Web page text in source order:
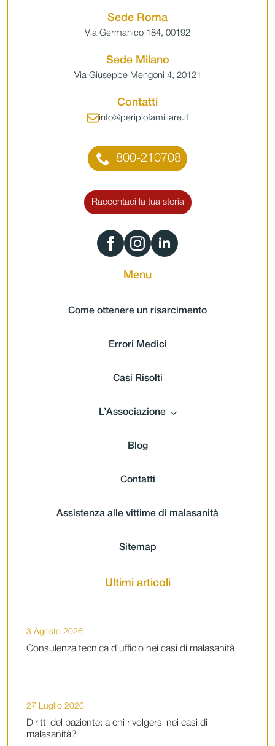
Sede Roma
Via Germanico 184, 00192
Sede Milano
Via Giuseppe Mengoni 4, 20121
Contatti
info@periplofamiliare.it
800-210708
Raccontaci la tua storia
Menu
Come ottenere un risarcimento
Errori Medici
Casi Risolti
L’Associazione
Blog
Contatti
Assistenza alle vittime di malasanità
Sitemap
Ultimi articoli
Consulenza tecnica d’ufficio nei casi di malasanità
3 Agosto 2026
Diritti del paziente: a chi rivolgersi nei casi di
malasanità?
27 Luglio 2026